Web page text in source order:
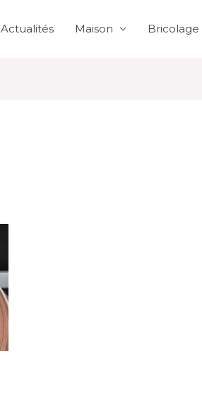
Actualités Maison Bricolage